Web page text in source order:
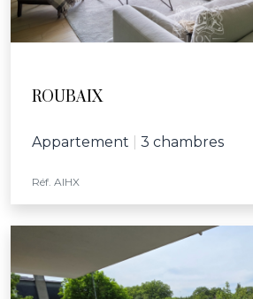
ROUBAIX
Appartement 3 chambres
Réf. AIHX